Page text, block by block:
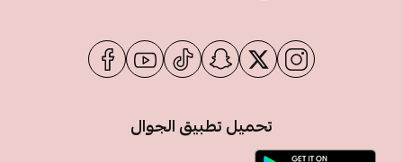
تحميل تطبيق الجوال